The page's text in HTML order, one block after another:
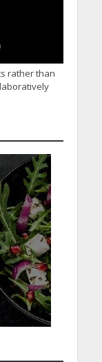
rather than